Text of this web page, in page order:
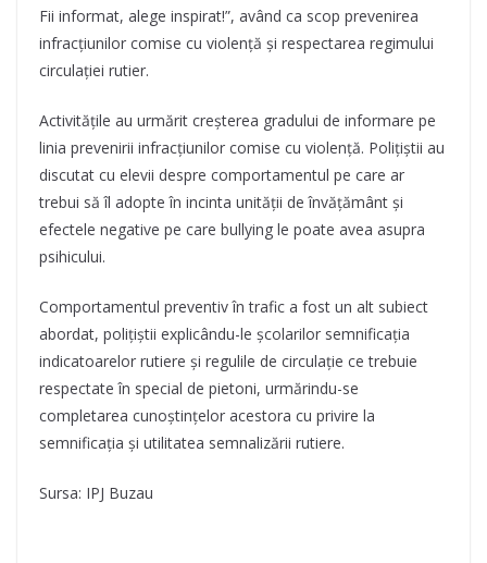
Fii informat, alege inspirat!”, având ca scop prevenirea
infracțiunilor comise cu violență și respectarea regimului
circulației rutier.
Activităţile au urmărit creșterea gradului de informare pe
linia prevenirii infracțiunilor comise cu violență. Polițiștii au
discutat cu elevii despre comportamentul pe care ar
trebui să îl adopte în incinta unității de învățământ și
efectele negative pe care bullying le poate avea asupra
psihicului.
Comportamentul preventiv în trafic a fost un alt subiect
abordat, polițiștii explicându-le școlarilor semnificația
indicatoarelor rutiere și regulile de circulație ce trebuie
respectate în special de pietoni, urmărindu-se
completarea cunoștințelor acestora cu privire la
semnificația și utilitatea semnalizării rutiere.
Sursa: IPJ Buzau